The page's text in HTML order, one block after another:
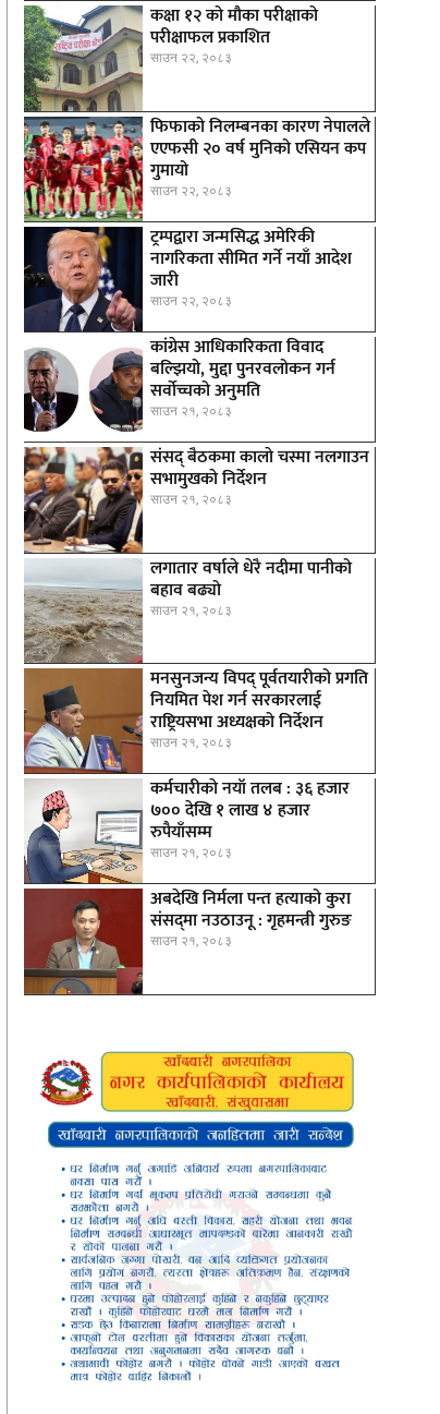
कक्षा १२ को मौका परीक्षाको
परीक्षाफल प्रकाशित
साउन २२, २०८३
फिफाको निलम्बनका कारण नेपालले
एएफसी २० वर्ष मुनिको एसियन कप
गुमायो
साउन २२, २०८३
ट्रम्पद्वारा जन्मसिद्ध अमेरिकी
नागरिकता सीमित गर्ने नयाँ आदेश
जारी
साउन २२, २०८३
कांग्रेस आधिकारिकता विवाद
बल्झियो, मुद्दा पुनरवलोकन गर्न
सर्वोच्चको अनुमति
साउन २१, २०८३
संसद् बैठकमा कालाे चस्मा नलगाउन
सभामुखकाे निर्देशन
साउन २१, २०८३
लगातार वर्षाले धेरै नदीमा पानीको
बहाव बढ्यो
साउन २१, २०८३
मनसुनजन्य विपद् पूर्वतयारीको प्रगति
नियमित पेश गर्न सरकारलाई
राष्ट्रियसभा अध्यक्षको निर्देशन
साउन २१, २०८३
कर्मचारीकाे नयाँ तलब : ३६ हजार
७०० देखि १ लाख ४ हजार
रुपैयाँसम्म
साउन २१, २०८३
अबदेखि निर्मला पन्त हत्याको कुरा
संसद्‍मा नउठाउनू : गृहमन्त्री गुरुङ
साउन २१, २०८३